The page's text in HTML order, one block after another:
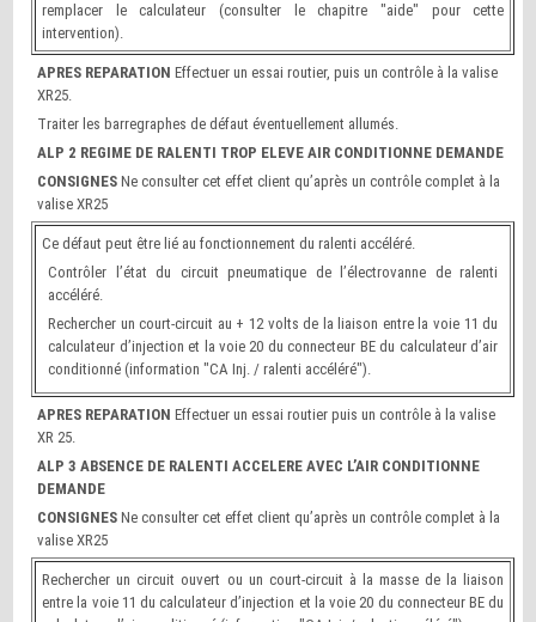
remplacer le calculateur (consulter le chapitre "aide" pour cette
intervention).
APRES REPARATIONEffectuer un essai routier, puis un contrôle à la valise
XR25.
Traiter les barregraphes de défaut éventuellement allumés.
ALP 2 REGIME DE RALENTI TROP ELEVE AIR CONDITIONNE DEMANDE
CONSIGNES Ne consulter cet effet client qu’après un contrôle complet à la
valise XR25
Ce défaut peut être lié au fonctionnement du ralenti accéléré.
Contrôler l’état du circuit pneumatique de l’électrovanne de ralenti
accéléré.
Rechercher un court-circuit au + 12 volts de la liaison entre la voie 11 du
calculateur d’injection et la voie 20 du connecteur BE du calculateur d’air
conditionné (information "CA Inj. / ralenti accéléré").
APRES REPARATIONEffectuer un essai routier puis un contrôle à la valise
XR 25.
ALP 3 ABSENCE DE RALENTI ACCELERE AVEC L’AIR CONDITIONNE
DEMANDE
CONSIGNESNe consulter cet effet client qu’après un contrôle complet à la
valise XR25
Rechercher un circuit ouvert ou un court-circuit à la masse de la liaison
entre la voie 11 du calculateur d’injection et la voie 20 du connecteur BE du